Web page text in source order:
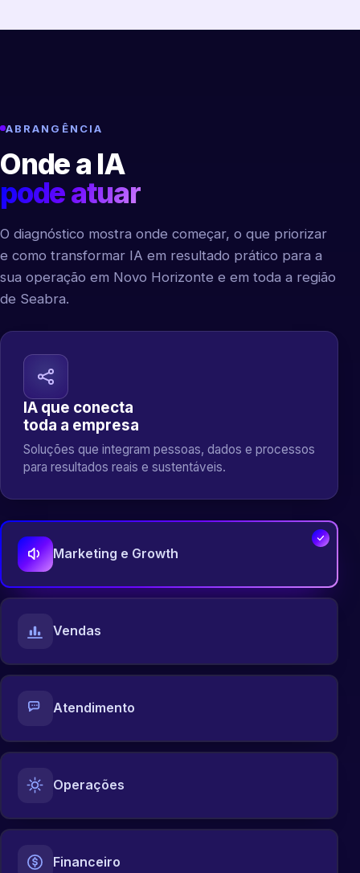
ABRANGÊNCIA
Onde a IA
pode atuar
O diagnóstico mostra onde começar, o que priorizar
e como transformar IA em resultado prático para a
sua operação em Novo Horizonte e em toda a região
de Seabra.
IA que conecta
toda a empresa
Soluções que integram pessoas, dados e processos
para resultados reais e sustentáveis.
Marketing e Growth
Vendas
Atendimento
Operações
Financeiro